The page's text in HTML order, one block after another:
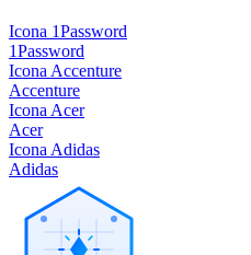
Icona 1Password
1Password
Icona Accenture
Accenture
Icona Acer
Acer
Icona Adidas
Adidas